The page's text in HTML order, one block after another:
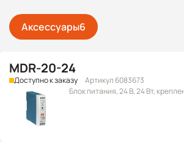
Аксессуары6
MDR-20-24
Доступно к заказу
Артикул 6083673
Блок питания, 24 В, 24 Вт,